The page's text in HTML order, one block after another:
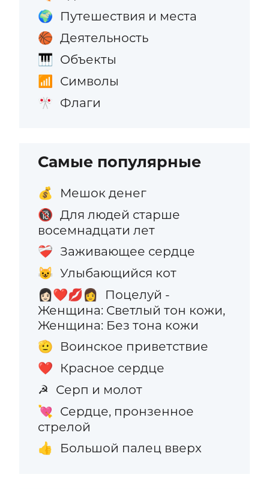
🌍 Путешествия и места
🏀 Деятельность
🎹 Объекты
📶 Символы
🎌 Флаги
Самые популярные
💰 Мешок денег
🔞 Для людей старше
восемнадцати лет
❤️‍🩹 Заживающее сердце
😺 Улыбающийся кот
👩🏻‍❤️‍💋‍👩
Поцелуй -
Женщина: Светлый тон кожи,
Женщина: Без тона кожи
🫡 Воинское приветствие
❤️ Красное сердце
☭ Серп и молот
💘 Сердце, пронзенное
стрелой
👍 Большой палец вверх